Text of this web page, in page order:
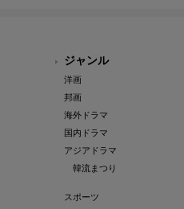
ジャンル
洋画
邦画
海外ドラマ
国内ドラマ
アジアドラマ
韓流まつり
スポーツ